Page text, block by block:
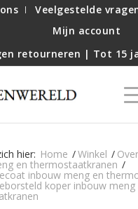
Veelgestelde
Mijn account
retourneren | Tot 15
hier: Home /Winkel /
en thermostaatkranen /
inbouw meng en
koper inbouw meng